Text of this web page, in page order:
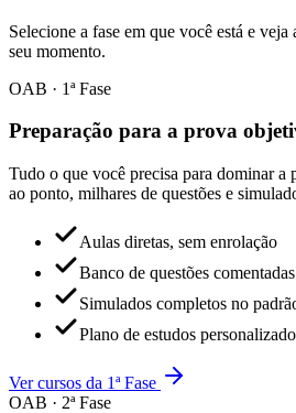
Selecione a fase em que você está e
seu momento.
OAB · 1ª Fase
Preparação para a prova
Tudo o que você precisa para dominar a
ao ponto, milhares de questões e
Aulas diretas, sem enrolação
Banco de questões comentadas
Simulados completos no
Plano de estudos personalizado
Ver cursos da 1ª Fase
OAB · 2ª Fase